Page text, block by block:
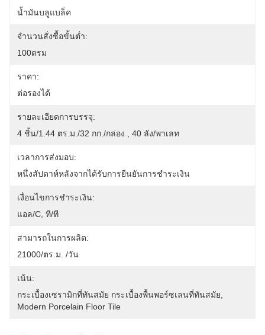
น้ำมันบลูแบล็ค
จำนวนสั่งซื้อขั้นต่ำ:
100ตรม
ราคา:
ต่อรองได้
รายละเอียดการบรรจุ:
4 ชิ้น/1.44 ตร.ม./32 กก./กล่อง , 40 ลัง/พาเลท
เวลาการส่งมอบ:
หนึ่งสัปดาห์หลังจากได้รับการยืนยันการชำระเงิน
เงื่อนไขการชำระเงิน:
แอล/C, ที/ที
สามารถในการผลิต:
21000/ตร.ม. /วัน
เน้น:
กระเบื้องเซรามิกที่ทันสมัย ​​กระเบื้องพื้นพอร์ซเลนที่ทันสมัย
Modern Porcelain Floor Tile